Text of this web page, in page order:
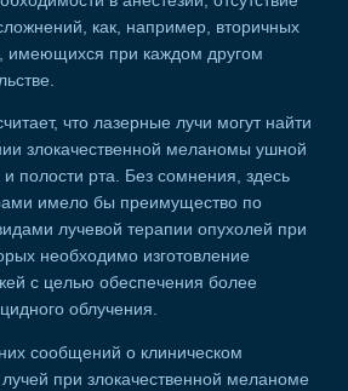
как, например, вторичных
имеющихся при каждом другом
что лазерные лучи могут найти
злокачественной меланомы ушной
полости рта. Без сомнения, здесь
имело бы преимущество по
лучевой терапии опухолей при
необходимо изготовление
с целью обеспечения более
облучения.
сообщений о клиническом
при злокачественной меланоме